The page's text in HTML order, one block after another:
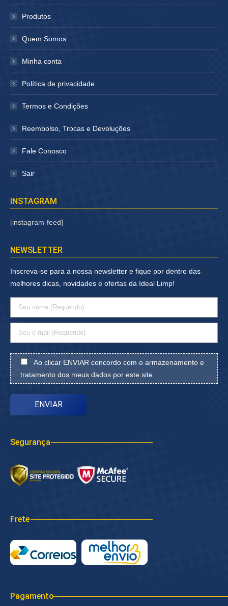
janelajanela
Produtos
Quem Somos
Minha conta
Política de privacidade
Termos e Condições
Reembolso, Trocas e Devoluções
Fale Conosco
Sair
INSTAGRAM
[instagram-feed]
NEWSLETTER
Inscreva-se para a nossa newsletter e fique por dentro das
melhores dicas, novidades e ofertas da Ideal Limp!
Ao clicar ENVIAR concordo com o armazenamento e
tratamento dos meus dados por este site.
Segurança
Frete
Pagamento